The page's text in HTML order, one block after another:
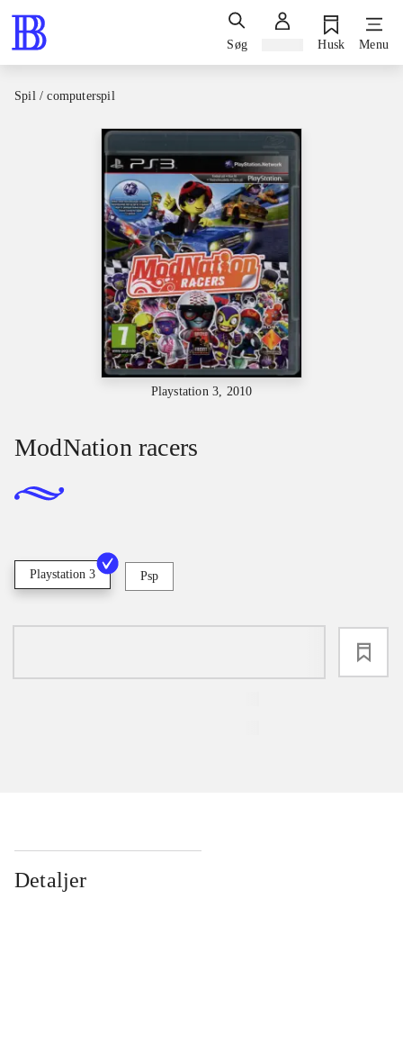
Søg Husk Menu
Spil / computerspil
Playstation 3, 2010
ModNation racers
Playstation 3 Psp
Detaljer